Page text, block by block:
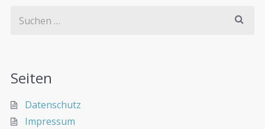
Seiten
Datenschutz
Impressum